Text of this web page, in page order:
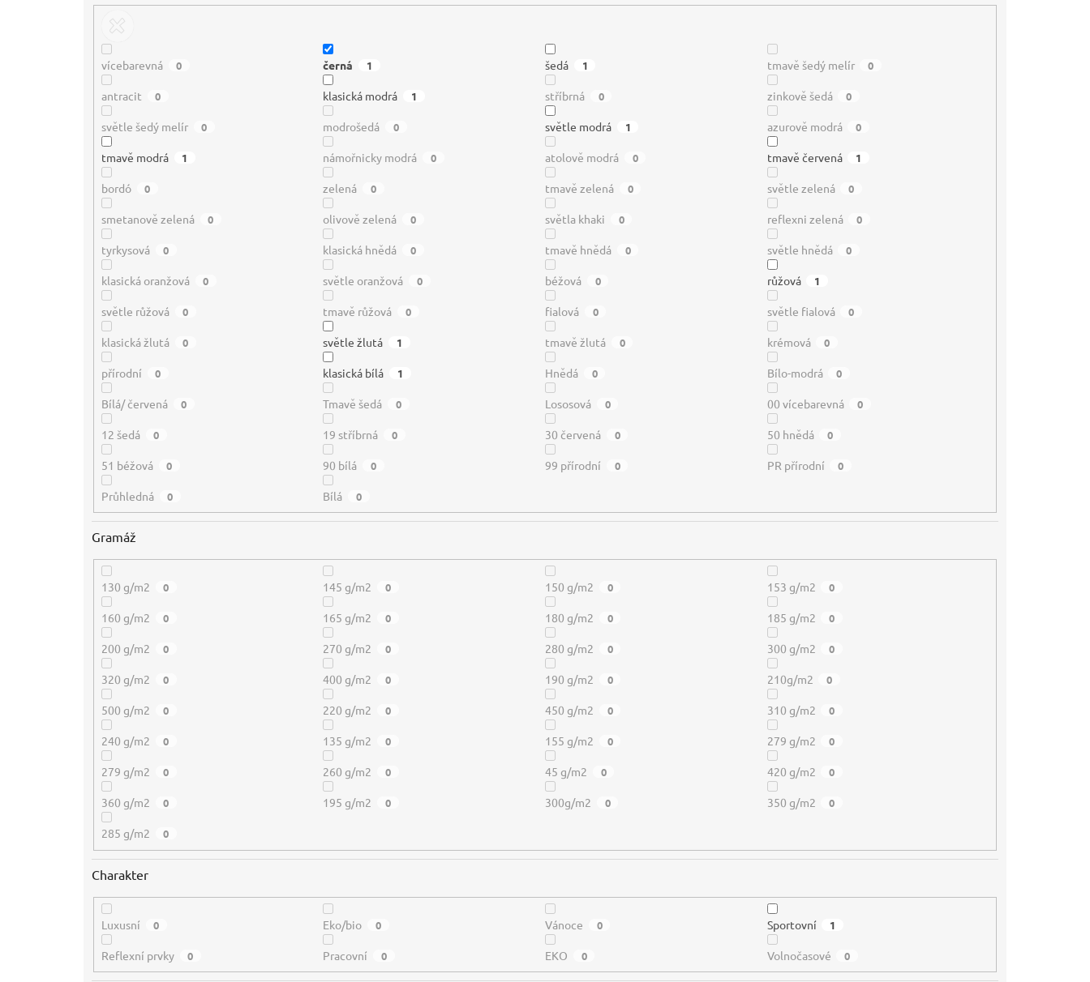
vícebarevná 0 černá 1 šedá 1 tmavě šedý melír 0
antracit 0 klasická modrá 1 stříbrná 0 zinkově šedá 0
světle šedý melír 0 modrošedá 0 světle modrá 1 azurově modrá 0
tmavě modrá 1 námořnicky modrá 0 atolově modrá 0 tmavě červená 1
bordó 0 zelená 0 tmavě zelená 0 světle zelená 0
smetanově zelená 0 olivově zelená 0 světla khaki 0 reflexni zelená 0
tyrkysová 0 klasická hnědá 0 tmavě hnědá 0 světle hnědá 0
klasická oranžová 0 světle oranžová 0 béžová 0 růžová 1
světle růžová 0 tmavě růžová 0 fialová 0 světle fialová 0
klasická žlutá 0 světle žlutá 1 tmavě žlutá 0 krémová 0
přírodní 0 klasická bílá 1 Hnědá 0 Bílo-modrá 0
Bílá/ červená 0 Tmavě šedá 0 Lososová 0 00 vícebarevná 0
12 šedá 0 19 stříbrná 0 30 červená 0 50 hnědá 0
51 béžová 0 90 bílá 0 99 přírodní 0 PR přírodní 0
Průhledná 0 Bílá 0
Gramáž
130 g/m2 0 145 g/m2 0 150 g/m2 0 153 g/m2 0
160 g/m2 0 165 g/m2 0 180 g/m2 0 185 g/m2 0
200 g/m2 0 270 g/m2 0 280 g/m2 0 300 g/m2 0
320 g/m2 0 400 g/m2 0 190 g/m2 0 210g/m2 0
500 g/m2 0 220 g/m2 0 450 g/m2 0 310 g/m2 0
240 g/m2 0 135 g/m2 0 155 g/m2 0 279 g/m2 0
279 g/m2 0 260 g/m2 0 45 g/m2 0 420 g/m2 0
360 g/m2 0 195 g/m2 0 300g/m2 0 350 g/m2 0
285 g/m2 0
Charakter
Luxusní 0 Eko/bio 0 Vánoce 0 Sportovní 1
Reflexní prvky 0 Pracovní 0 EKO 0 Volnočasové 0